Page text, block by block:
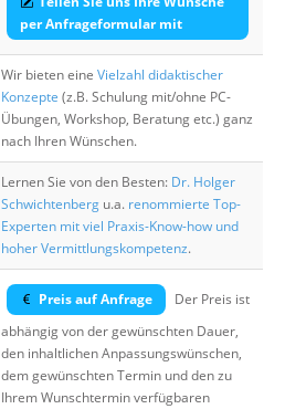
per Anfrageformular mit
Wir bieten eine Vielzahl didaktischer
Konzepte (z.B. Schulung mit/ohne PC-
Übungen, Workshop, Beratung etc.) ganz
nach Ihren Wünschen.
Lernen Sie von den Besten: Dr. Holger
Schwichtenberg u.a. renommierte Top-
Experten mit viel Praxis-Know-how und
hoher Vermittlungskompetenz.
Preis auf Anfrage
Der Preis ist
abhängig von der gewünschten Dauer,
den inhaltlichen Anpassungswünschen,
dem gewünschten Termin und den zu
Ihrem Wunschtermin verfügbaren